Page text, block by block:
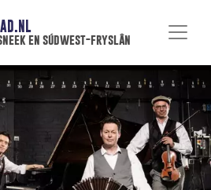
en súdwest-fryslân